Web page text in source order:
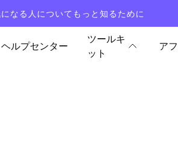
なる人についてもっと知るために
ヘルプセンター
ツールキ
ット
ア